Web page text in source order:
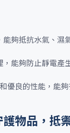
夠抵抗水氣、濕
能夠防止靜電產
優良的性能，能
物品，抵